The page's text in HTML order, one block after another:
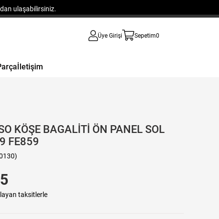
ulaşabilirsiniz.
Üye Girişi Sepetim0
İletişim
KÖŞE BAGALİTİ ÖN PANEL SOL
FE859
taksitlerle